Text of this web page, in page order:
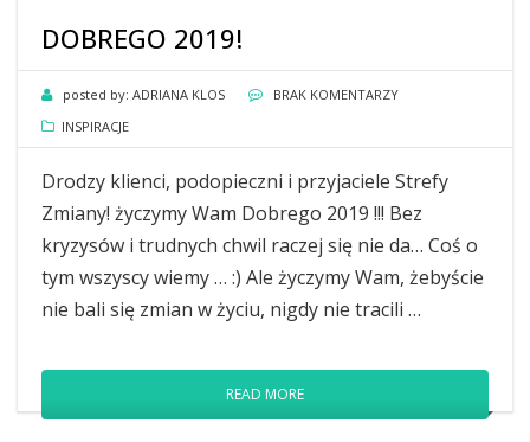
DOBREGO 2019!
posted by: ADRIANA KLOS
BRAK KOMENTARZY
INSPIRACJE
Drodzy klienci, podopieczni i przyjaciele Strefy
Zmiany! życzymy Wam Dobrego 2019 !!! Bez
kryzysów i trudnych chwil raczej się nie da… Coś o
tym wszyscy wiemy … :) Ale życzymy Wam, żebyście
nie bali się zmian w życiu, nigdy nie tracili …
READ MORE